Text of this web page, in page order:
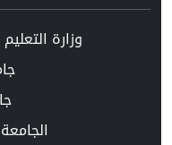
وزارة